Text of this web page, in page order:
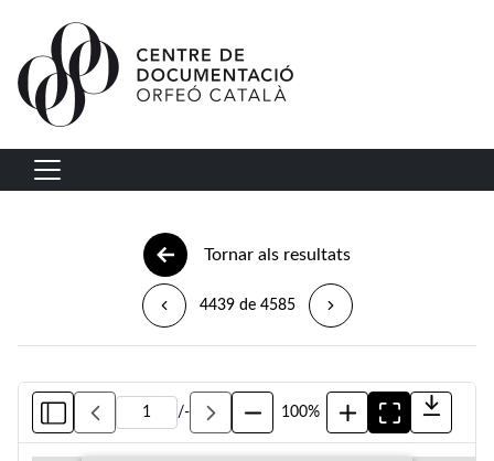
Vés al contingut
Navegació principal
Tornar als resultats
4439 de 4585
/- 100%